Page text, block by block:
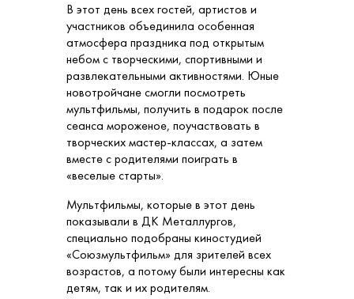
В этот день всех гостей, артистов и
участников объединила особенная
атмосфера праздника под открытым
небом с творческими, спортивными и
развлекательными активностями. Юные
новотройчане смогли посмотреть
мультфильмы, получить в подарок после
сеанса мороженое, поучаствовать в
творческих мастер-классах, а затем
вместе с родителями поиграть в
«веселые старты».
Мультфильмы, которые в этот день
показывали в ДК Металлургов,
специально подобраны киностудией
«Союзмультфильм» для зрителей всех
возрастов, а потому были интересны как
детям, так и их родителям.